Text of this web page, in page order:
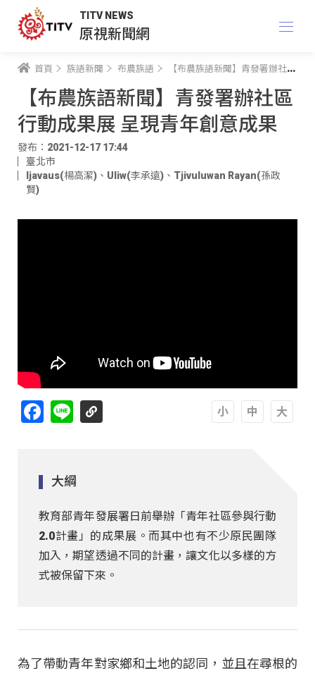
TITV NEWS
原視新聞網
首頁 族語新聞 布農族語 【布農族語新聞】青發署辦社區行動成果展 呈現青年創意成果
【布農族語新聞】青發署辦社區
行動成果展 呈現青年創意成果
發布：2021-12-17 17:44
臺北市
ljavaus(楊高潔) 、 Uliw(李承遠) 、 Tjivuluwan Rayan(孫政
賢)
Facebook
Line
大綱
教育部青年發展署日前舉辦「青年社區參與行動
2.0計畫」的成果展。而其中也有不少原民團隊
加入，期望透過不同的計畫，讓文化以多樣的方
式被保留下來。
為了帶動青年對家鄉和土地的認同，並且在尋根的